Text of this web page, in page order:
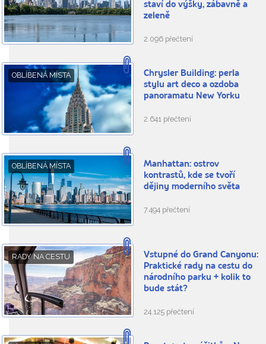
staví do výšky, zábavně a
zeleně
2.096 přečtení
OBLÍBENÁ MÍSTA
Chrysler Building: perla
stylu art deco a ozdoba
panoramatu New Yorku
2.641 přečtení
OBLÍBENÁ MÍSTA
Manhattan: ostrov
kontrastů, kde se tvoří
dějiny moderního světa
7.494 přečtení
RADY NA CESTU
Vstupné do Grand Canyonu:
Praktické rady na cestu do
národního parku + kolik to
bude stát?
24.125 přečtení